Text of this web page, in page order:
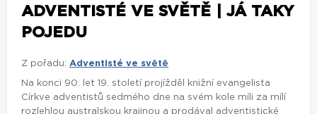
ADVENTISTÉ VE SVĚTĚ | JÁ TAKY
POJEDU
Z pořadu: Adventisté ve světě
Na konci 90. let 19. století projížděl knižní evangelista
Církve adventistů sedmého dne na svém kole míli za mílí
rozlehlou australskou krajinou a prodával adventistické